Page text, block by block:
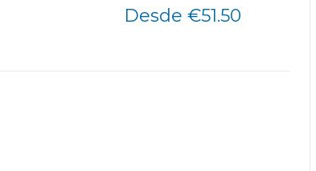
Desde €51.50